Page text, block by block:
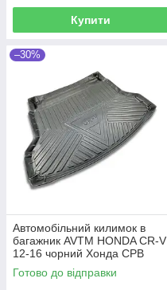
Купити
–30%
Автомобільний килимок в
багажник AVTM HONDA CR-V
12-16 чорний Хонда СРВ
Готово до відправки